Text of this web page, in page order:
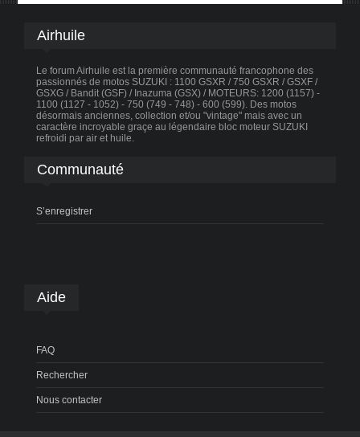
Airhuile
Le forum Airhuile est la première communauté francophone des
passionnés de motos SUZUKI : 1100 GSXR / 750 GSXR / GSXF /
GSXG / Bandit (GSF) / Inazuma (GSX) / MOTEURS: 1200 (1157) -
1100 (1127 - 1052) - 750 (749 - 748) - 600 (599). Des motos
désormais anciennes, collection et/ou "vintage" mais avec un
caractère incroyable graçe au légendaire bloc moteur SUZUKI
refroidi par air et huile.
Communauté
S’enregistrer
Aide
FAQ
Rechercher
Nous contacter